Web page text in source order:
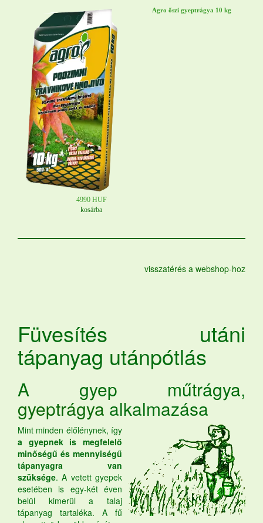
Agro őszi gyeptrágya 10 kg
4990 HUF
kosárba
visszatérés a webshop-hoz
Füvesítés utáni
tápanyag utánpótlás
A gyep műtrágya,
gyeptrágyaalkalmazása
Mint minden élőlénynek, így
a gyepnek is megfelelő
minőségű és mennyiségű
tápanyagra van
szüksége. A vetett gyepek
esetében is egy-két éven
belül kimerül a talaj
tápanyag tartaléka. A fű